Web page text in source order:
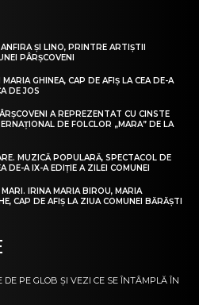
ȘI LINO, PRINTRE ARTIȘTII
PÂRȘCOVENI
GHINEA, CAP DE AFIȘ LA CEA DE-A
DE JOS
A REPREZENTAT CU CINSTE
DE FOLCLOR „MARA” DE LA
MUZICĂ POPULARĂ, SPECTACOL DE
DE-A IX-A EDIȚIE A ZILEI COMUNEI
IRINA MARIA BIROU, MARIA
CAP DE AFIȘ LA ZIUA COMUNEI BĂRĂȘTI
DE PE GLOB ȘI VEZI CE SE ÎNTÂMPLĂ ÎN